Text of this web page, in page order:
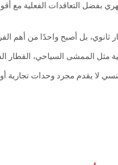
ثانوي، بل أصبح واحدًا من أهم
مثل الممشى السياحي، القطار
لا يقدم مجرد وحدات تجارية أو